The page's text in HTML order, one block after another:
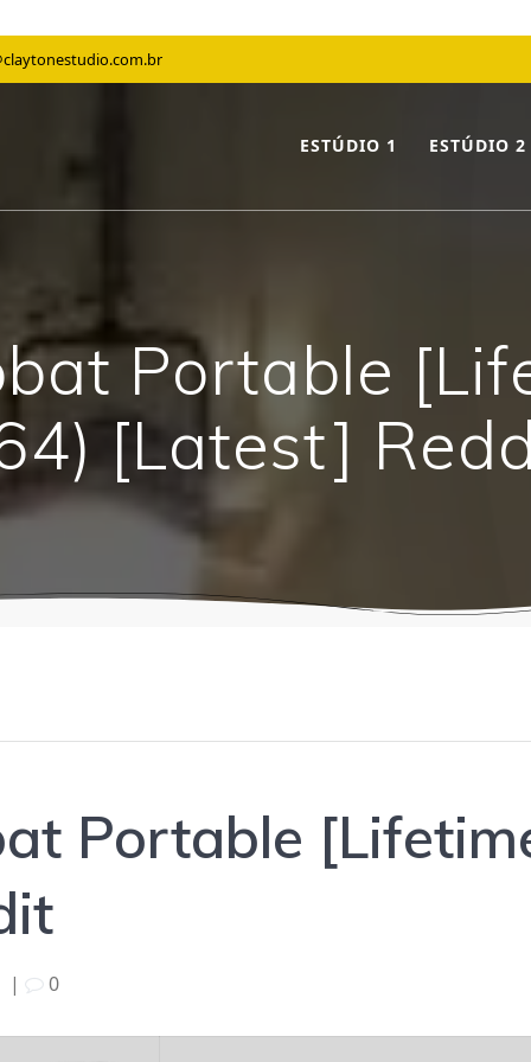
ESTÚDIO 1 ESTÚDIO 2
Portable
[Latest]
Portable
| 0